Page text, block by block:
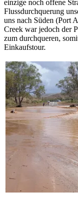
einzige noch offene
Flussdurchquerung
uns nach Süden (Port
Creek war jedoch der
zum durchqueren,
Einkaufstour.